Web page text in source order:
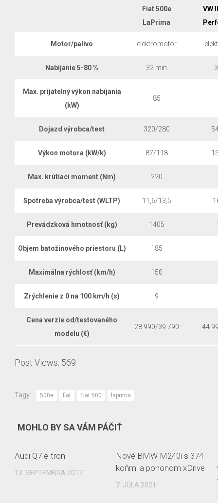
Fiat 500e
LaPrima
VW
Motor/palivo elektromotor
Nabíjanie 5-80 % 32 min
Max. prijatelný výkon nabíjania
(kW)
85
Dojazd výrobca/test 320/280
Výkon motora (kW/k) 87/118
Max. krútiaci moment (Nm) 220
Spotreba výrobca/test (WLTP) 11,6/13,5
Prevádzková hmotnosť (kg) 1405
Objem batožinového priestoru (L) 185
Maximálna rýchlosť (km/h) 150
Zrýchlenie z 0 na 100 km/h (s) 9
Cena verzie od/testovaného
modelu (€)
28 990/39 790 44
Post Views: 569
Tagy: 500e fiat Fiat 500 laprima
MOHLO BY SA VÁM PÁČIŤ
Audi Q7 e-tron
13. SEPTEMBRA 2017
Nové BMW M240i s 374
koňmi a pohonom xDrive
7. JÚLA 2021